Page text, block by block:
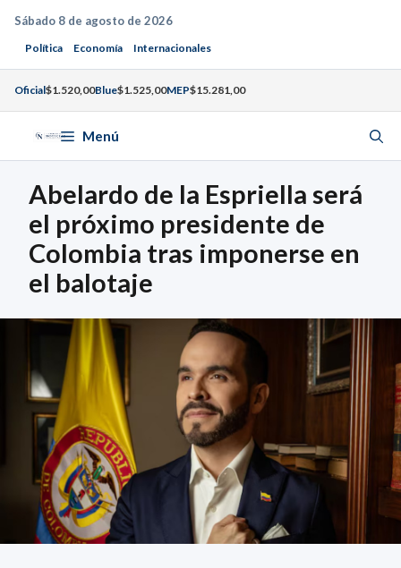
Saltar
contenido
Sábado 8 de agosto de 2026
Política Economía Internacionales
Oficial$1.520,00Blue$1.525,00MEP$15.281,00
Menú
Abelardo de la Espriella será
el próximo presidente de
Colombia tras imponerse en
el balotaje